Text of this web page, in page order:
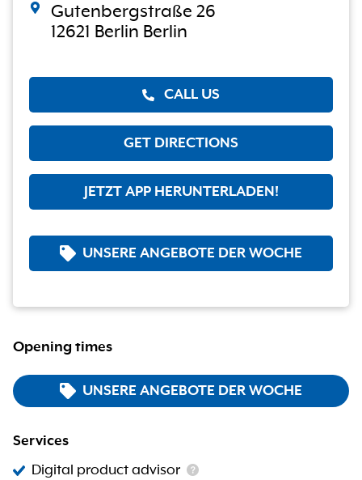
Gutenbergstraße 26
12621 Berlin Berlin
CALL US
GET DIRECTIONS
JETZT APP HERUNTERLADEN!
UNSERE ANGEBOTE DER WOCHE
Opening times
UNSERE ANGEBOTE DER WOCHE
Services
Digital product advisor